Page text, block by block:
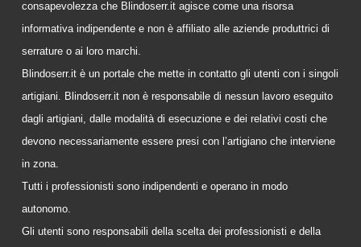
consapevolezza che Blindoserr.it agisce come una risorsa
informativa indipendente e non è affiliato alle aziende produttrici di
serrature o ai loro marchi.
Blindoserr.it è un portale che mette in contatto gli utenti con i singoli
artigiani. Blindoserr.it non è responsabile di nessun lavoro eseguito
dagli artigiani, dalle modalità di esecuzione e dei relativi costi che
devono necessariamente essere presi con l’artigiano che interviene
in zona.
Tutti i professionisti sono indipendenti e operano in modo
autonomo.
Gli utenti sono responsabili della scelta dei professionisti e della